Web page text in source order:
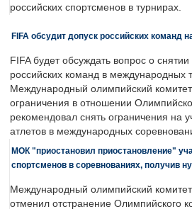
российских спортсменов в турнирах.
FIFA обсудит допуск российских команд
FIFA будет обсуждать вопрос о
российских команд в международных
Международный олимпийский
ограничения в отношении
рекомендовал снять ограничения на
атлетов в международных
МОК "приостановил приостановление"
спортсменов в соревнованиях, получив
Международный олимпийский
отменил отстранение Олимпийского